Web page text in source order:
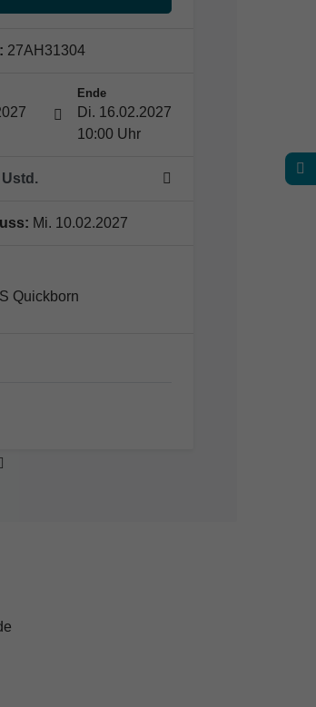
27AH31304
Ende
Di. 16.02.2027
10:00 Uhr
Ustd.
Mi. 10.02.2027
Quickborn